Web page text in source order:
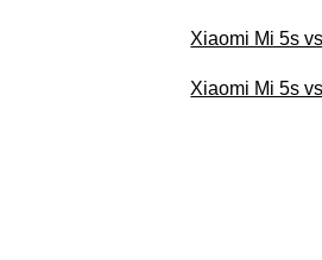
Xiaomi Mi 5s
Xiaomi Mi 5s